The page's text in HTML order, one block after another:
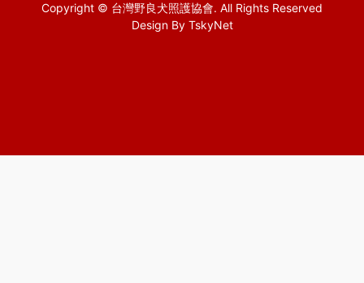
Copyright © 台灣野良犬照護協會. All Rights Reserved
Design By TskyNet